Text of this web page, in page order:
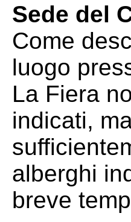
Sede del
Come
luogo
La Fiera
indicati,
alberghi
breve